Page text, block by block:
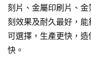
刻片、金屬印刷片、
刻效果及耐久最好，
可選擇，生產更快，
快。